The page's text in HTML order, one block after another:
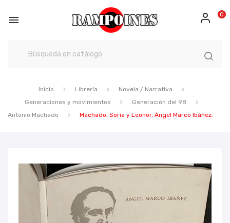
 0
Inicio Librería
Novela / Narrativa
Generaciones y movimientos
Generación del 98
Antonio Machado
Machado, Soria y Leonor, Ángel Marco Ibáñez.